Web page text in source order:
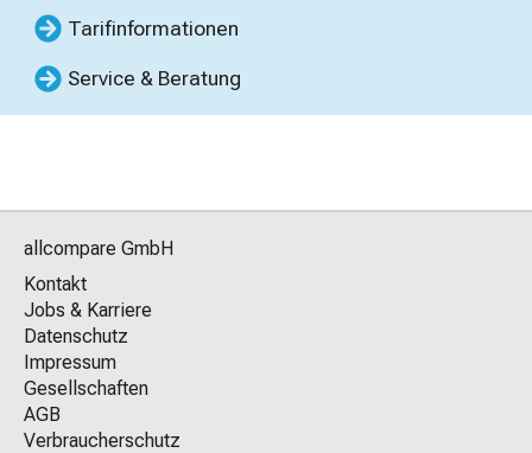
Tarifinformationen
Service & Beratung
allcompare GmbH
Kontakt
Jobs & Karriere
Datenschutz
Impressum
Gesellschaften
AGB
Verbraucherschutz